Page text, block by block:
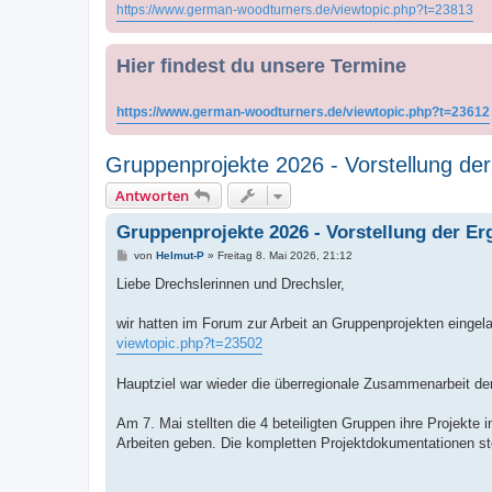
https://www.german-woodturners.de/viewtopic.php?t=23813
Hier findest du unsere Termine
https://www.german-woodturners.de/viewtopic.php?t=23612
Gruppenprojekte 2026 - Vorstellung
Antworten
Gruppenprojekte 2026 - Vorstellung der
B
i
a
von Helmut-P» Freitag 8. Mai 2026, 21:12
Liebe Drechslerinnen und Drechsler,
wir hatten im Forum zur Arbeit an Gruppenprojekten
viewtopic.php?t=23502
Hauptziel war wieder die überregionale Zusammenarbeit
Am 7. Mai stellten die 4 beteiligten Gruppen ihre Projekte
Arbeiten geben. Die kompletten Projektdokumentationen